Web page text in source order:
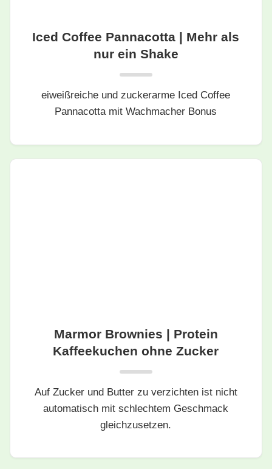
Iced Coffee Pannacotta | Mehr als
nur ein Shake
eiweißreiche und zuckerarme Iced Coffee
Pannacotta mit Wachmacher Bonus
Marmor Brownies | Protein
Kaffeekuchen ohne Zucker
Auf Zucker und Butter zu verzichten ist nicht
automatisch mit schlechtem Geschmack
gleichzusetzen.